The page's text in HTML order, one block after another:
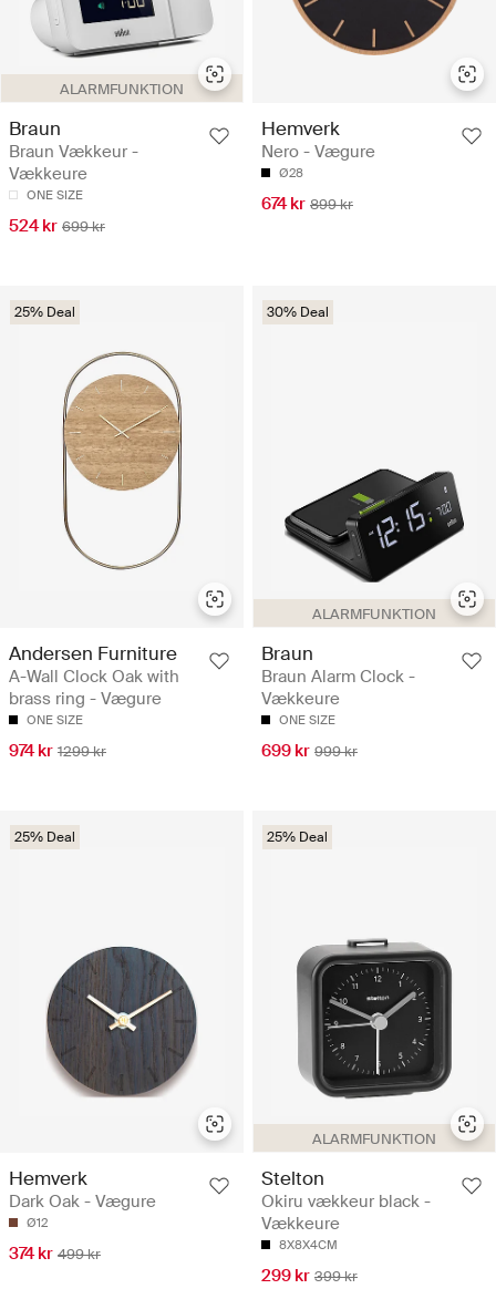
ALARMFUNKTION
Braun
Braun Vækkeur -
Vækkeure
ONE SIZE
524 kr 699 kr
Hemverk
Nero - Vægure
Ø28
674 kr 899 kr
25% Deal
Andersen Furniture
A-Wall Clock Oak with
brass ring - Vægure
ONE SIZE
974 kr 1299 kr
ALARMFUNKTION
30% Deal
Braun
Braun Alarm Clock -
Vækkeure
ONE SIZE
699 kr 999 kr
25% Deal
Hemverk
Dark Oak - Vægure
Ø12
374 kr 499 kr
ALARMFUNKTION
25% Deal
Stelton
Okiru vækkeur black -
Vækkeure
8X8X4CM
299 kr 399 kr